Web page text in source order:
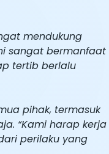
mendukung
sangat bermanfaat
tertib berlalu
pihak, termasuk
“Kami harap kerja
perilaku yang